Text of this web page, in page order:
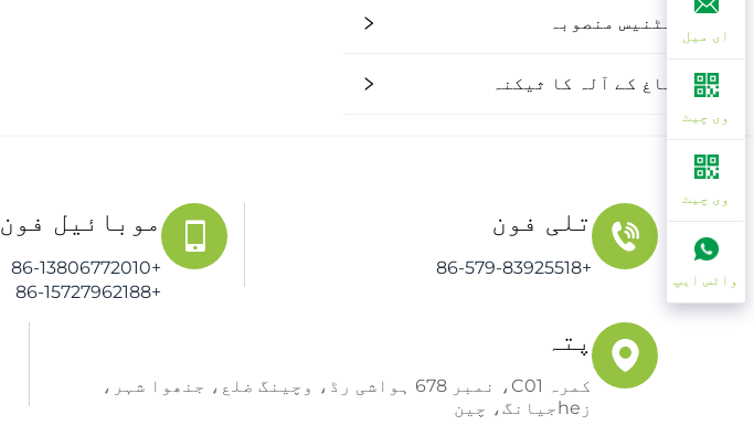
فٹنیس منصوبہ
باغ کے آلہ کا ثیکنہ
ای میل
وی چیٹ
وی چیٹ
واٹس ایپ
تلی فون
+86-579-83925518
موبائیل فون
+86-13806772010
+86-15727962188
پتہ
کمرہ C01، نمبر 678 ہواشی رڈ، وچینگ ضلع، جنھوا شہر،
زheجیانگ، چین